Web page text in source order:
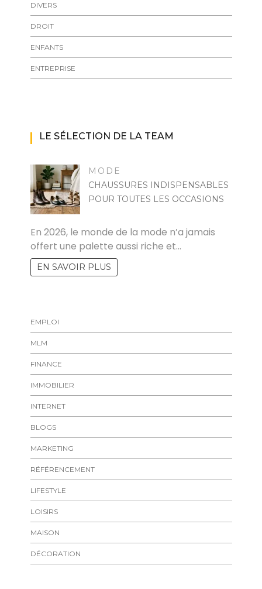
DIVERS
DROIT
ENFANTS
ENTREPRISE
LE SÉLECTION DE LA TEAM
MODE
CHAUSSURES INDISPENSABLES
POUR TOUTES LES OCCASIONS
En 2026, le monde de la mode n’a jamais
offert une palette aussi riche et…
EN SAVOIR PLUS
EMPLOI
MLM
FINANCE
IMMOBILIER
INTERNET
BLOGS
MARKETING
RÉFÉRENCEMENT
LIFESTYLE
LOISIRS
MAISON
DÉCORATION